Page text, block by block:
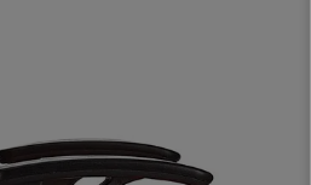
Il est également possible de régler la
afin de l’adapter selon vos envies.
rembourrage (55kg/m3)
une posture confortable tout en
côtés arrondis. Le rembourrage est de
sur le long terme.